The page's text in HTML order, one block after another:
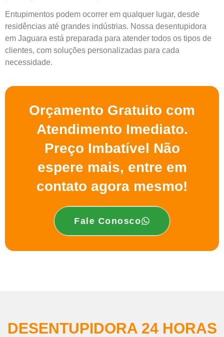
Entupimentos podem ocorrer em qualquer lugar, desde
residências até grandes indústrias. Nossa desentupidora
em Jaguara está preparada para atender todos os tipos de
clientes, com soluções personalizadas para cada
necessidade.
Orçamento Gratuito com
Atendimento Imediato.
Preço Imbatível Não
espere mais, entre em
contato agora mesmo!
Fale Conosco
DESENTUPIDORA 24 HORAS